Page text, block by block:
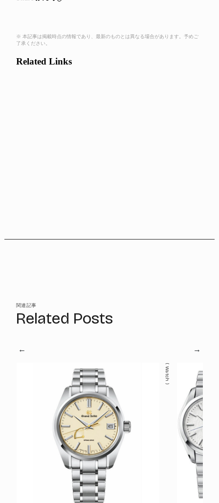
※ 本記事は掲載時点の情報であり、最新のものとは異なる場合があります。予めご
了承ください。
Related Links
関連記事
Related Posts
Watch